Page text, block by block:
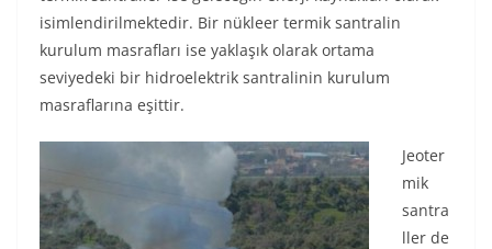
isimlendirilmektedir. Bir nükleer termik santralin
kurulum masrafları ise yaklaşık olarak ortama
seviyedeki bir hidroelektrik santralinin kurulum
masraflarına eşittir.
Jeoter
mik
santra
ller de